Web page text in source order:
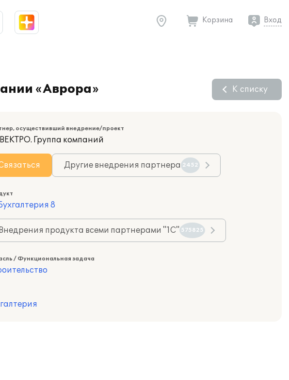
Корзина Вход
«Аврора» К списку
осуществивший внедрение/проект
Группа компаний
Другие внедрения партнера 2452
8
продукта всеми партнерами "1С" 575825
/ Функциональная задача